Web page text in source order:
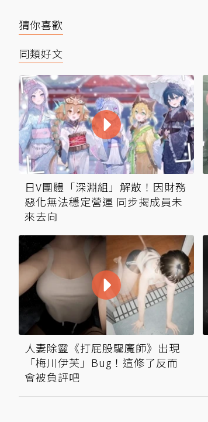
猜你喜歡
同類好文
日V團體「深淵組」解散！因財務
惡化無法穩定營運 同步揭成員未
來去向
人妻除靈《打屁股驅魔師》出現
「梅川伊芙」Bug！這修了反而
會被負評吧